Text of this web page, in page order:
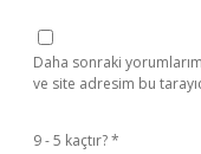
Daha sonraki
ve site adresim bu
9 - 5 kaçtır?*